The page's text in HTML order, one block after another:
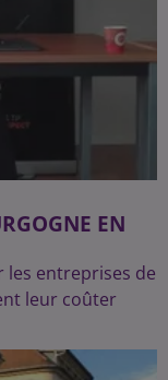
EN
les entreprises de
leur coûter